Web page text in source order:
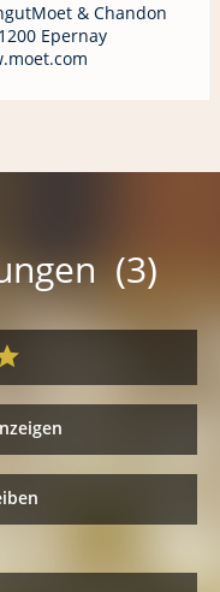
& Chandon
Epernay
(3)